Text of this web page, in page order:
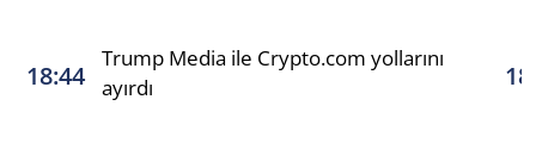
18:44
Trump Media ile Crypto.com yollarını
ayırdı